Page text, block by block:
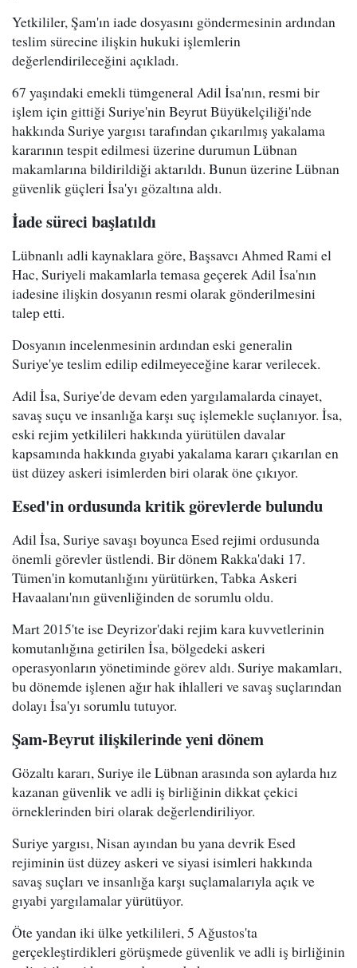
Yetkililer, Şam'ın iade dosyasını göndermesinin ardından
teslim sürecine ilişkin hukuki işlemlerin
değerlendirileceğini açıkladı.
67 yaşındaki emekli tümgeneral Adil İsa'nın, resmi bir
işlem için gittiği Suriye'nin Beyrut Büyükelçiliği'nde
hakkında Suriye yargısı tarafından çıkarılmış yakalama
kararının tespit edilmesi üzerine durumun Lübnan
makamlarına bildirildiği aktarıldı. Bunun üzerine Lübnan
güvenlik güçleri İsa'yı gözaltına aldı.
İade süreci başlatıldı
Lübnanlı adli kaynaklara göre, Başsavcı Ahmed Rami el
Hac, Suriyeli makamlarla temasa geçerek Adil İsa'nın
iadesine ilişkin dosyanın resmi olarak gönderilmesini
talep etti.
Dosyanın incelenmesinin ardından eski generalin
Suriye'ye teslim edilip edilmeyeceğine karar verilecek.
Adil İsa, Suriye'de devam eden yargılamalarda cinayet,
savaş suçu ve insanlığa karşı suç işlemekle suçlanıyor. İsa,
eski rejim yetkilileri hakkında yürütülen davalar
kapsamında hakkında gıyabi yakalama kararı çıkarılan en
üst düzey askeri isimlerden biri olarak öne çıkıyor.
Esed'in ordusunda kritik görevlerde bulundu
Adil İsa, Suriye savaşı boyunca Esed rejimi ordusunda
önemli görevler üstlendi. Bir dönem Rakka'daki 17.
Tümen'in komutanlığını yürütürken, Tabka Askeri
Havaalanı'nın güvenliğinden de sorumlu oldu.
Mart 2015'te ise Deyrizor'daki rejim kara kuvvetlerinin
komutanlığına getirilen İsa, bölgedeki askeri
operasyonların yönetiminde görev aldı. Suriye makamları,
bu dönemde işlenen ağır hak ihlalleri ve savaş suçlarından
dolayı İsa'yı sorumlu tutuyor.
Şam-Beyrut ilişkilerinde yeni dönem
Gözaltı kararı, Suriye ile Lübnan arasında son aylarda hız
kazanan güvenlik ve adli iş birliğinin dikkat çekici
örneklerinden biri olarak değerlendiriliyor.
Suriye yargısı, Nisan ayından bu yana devrik Esed
rejiminin üst düzey askeri ve siyasi isimleri hakkında
savaş suçları ve insanlığa karşı suçlamalarıyla açık ve
gıyabi yargılamalar yürütüyor.
Öte yandan iki ülke yetkilileri, 5 Ağustos'ta
gerçekleştirdikleri görüşmede güvenlik ve adli iş birliğinin